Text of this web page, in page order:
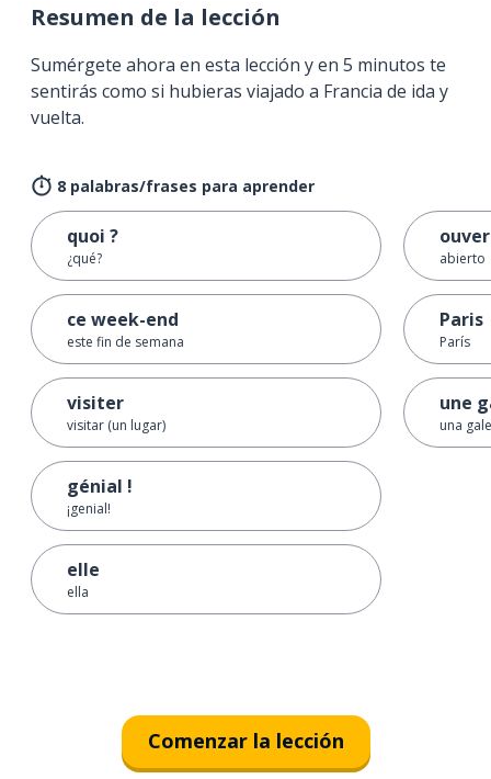
Resumen de la lección
Sumérgete ahora en esta lección y en 5 minutos te
sentirás como si hubieras viajado a Francia de ida y
vuelta.
8 palabras/frases para aprender
quoi ?
¿qué?
ce week-end
este fin de semana
visiter
visitar (un lugar)
génial !
¡genial!
elle
ella
abierto
Paris
París
une
una
Comenzar la lección